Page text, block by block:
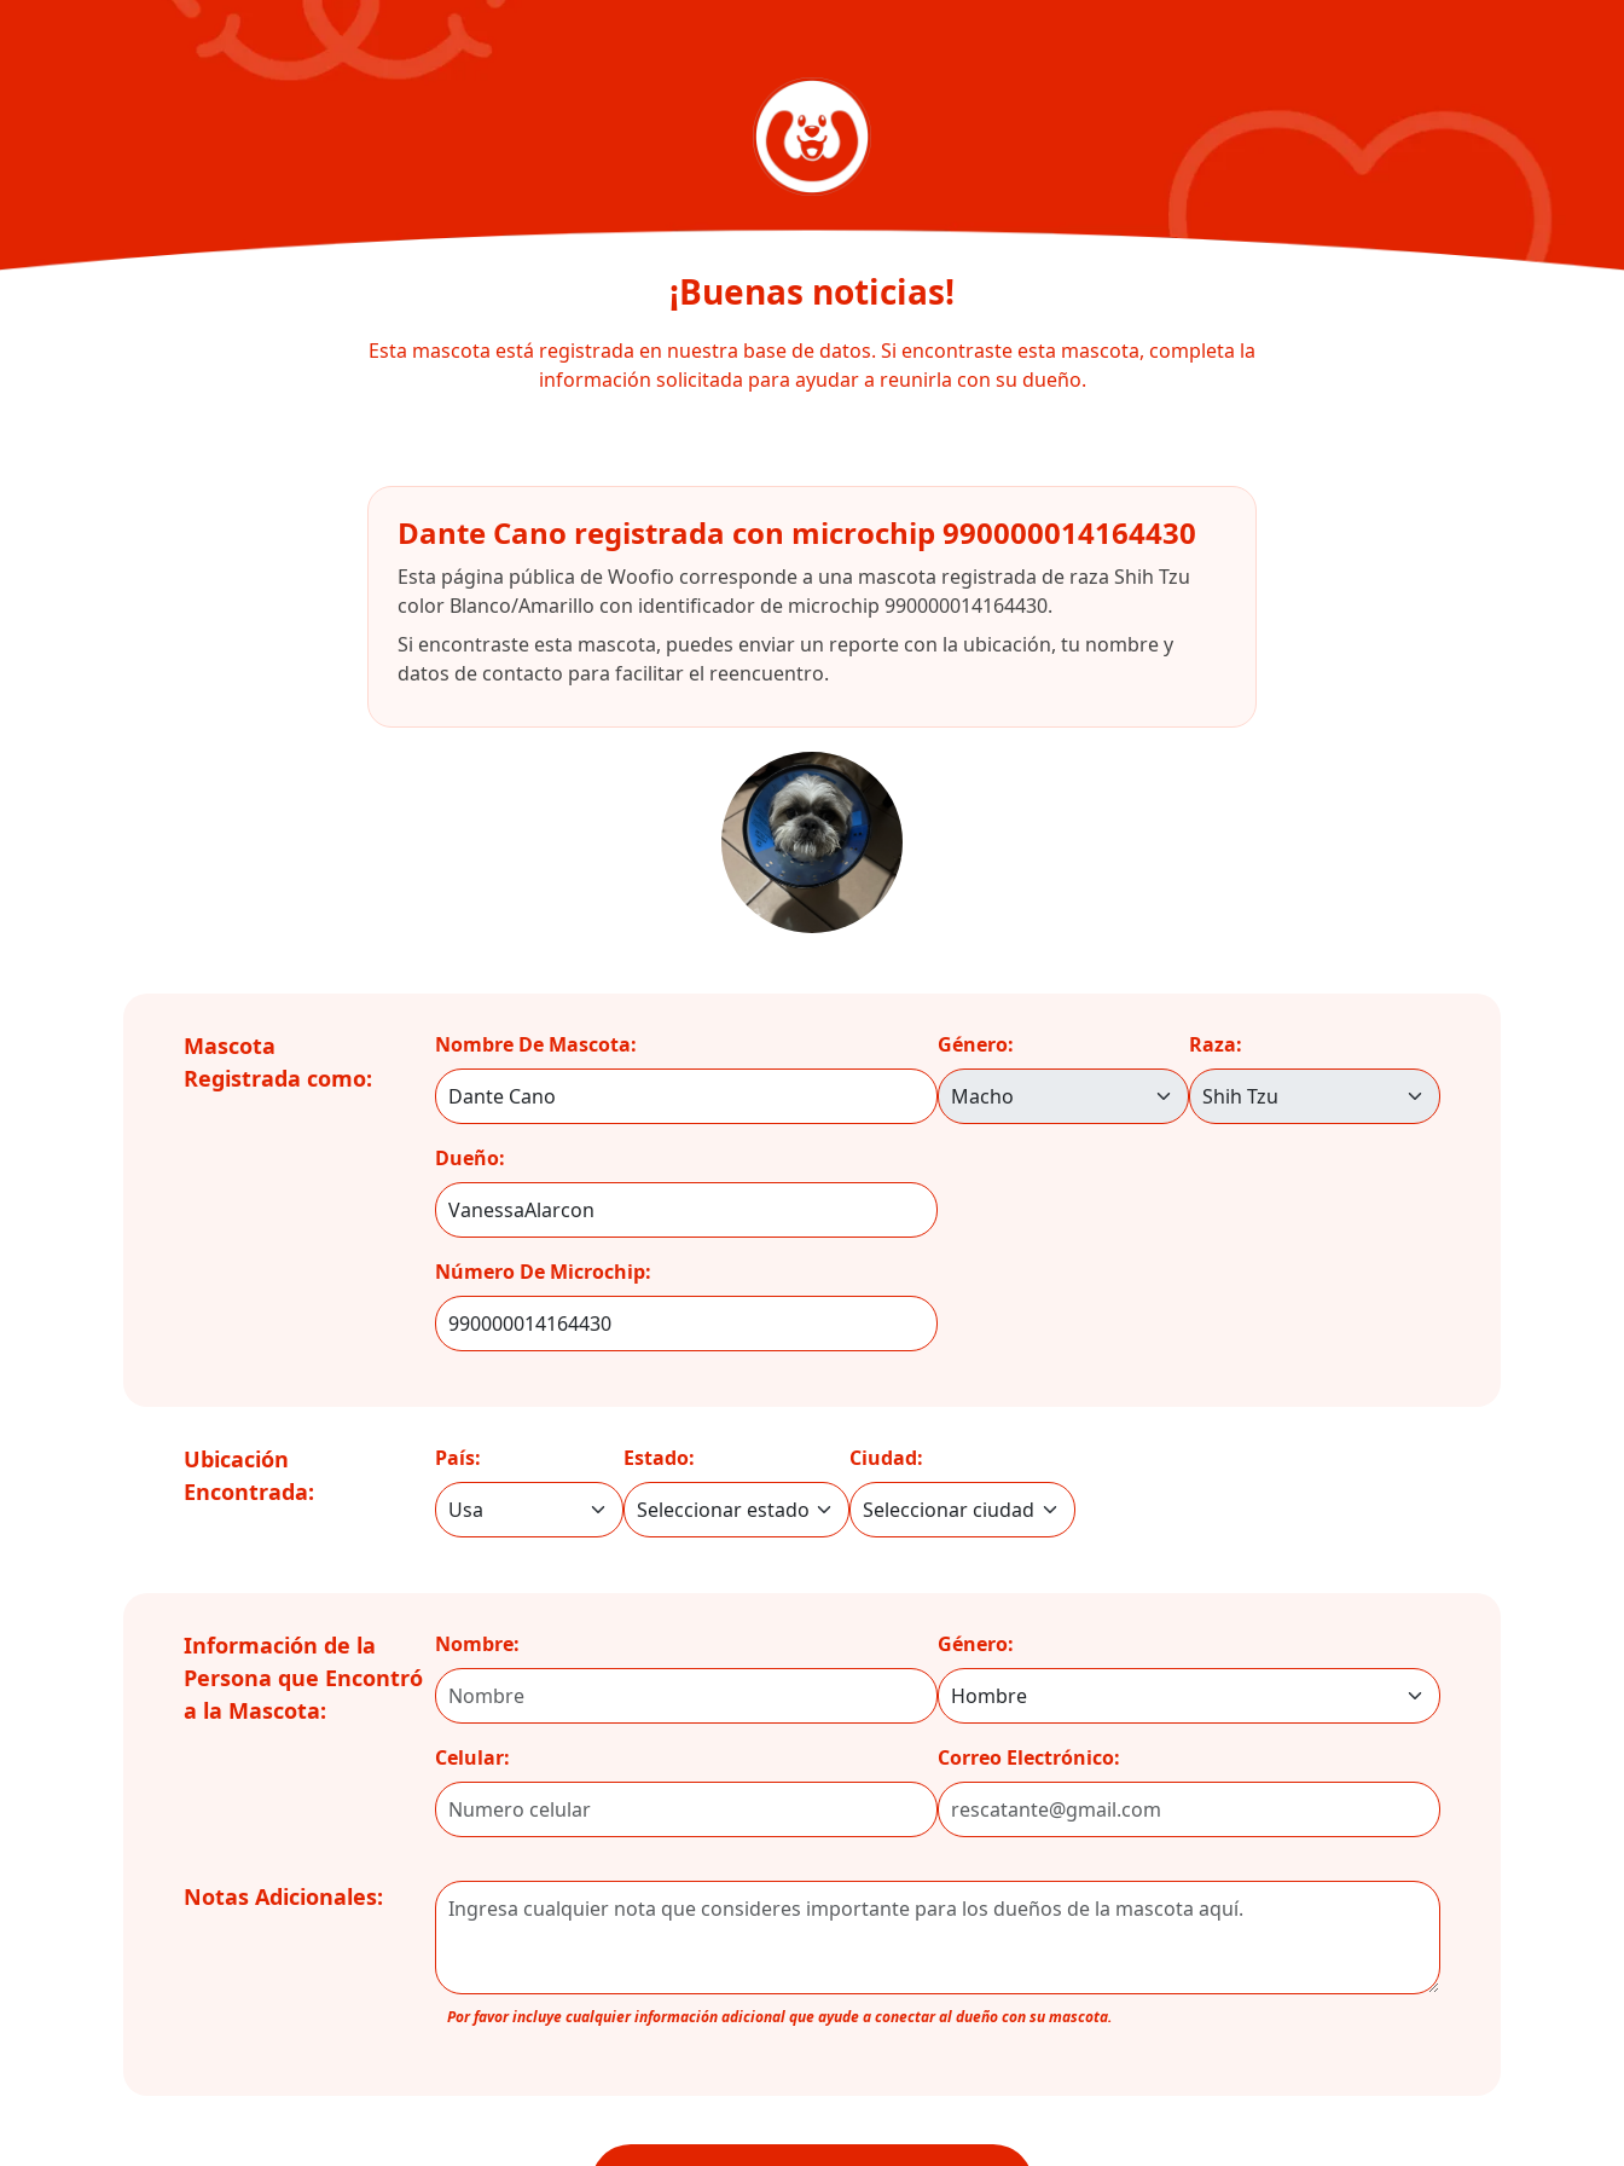
¡Buenas noticias!
Esta mascota está registrada en nuestra base de datos. Si encontraste esta mascota, completa la
información solicitada para ayudar a reunirla con su dueño.
Dante Cano registrada con microchip 990000014164430
Esta página pública de Woofio corresponde a una mascota registrada de raza Shih Tzu
color Blanco/Amarillo con identificador de microchip 990000014164430.
Si encontraste esta mascota, puedes enviar un reporte con la ubicación, tu nombre y
datos de contacto para facilitar el reencuentro.
Mascota
Registrada como:
Nombre De Mascota:
Dueño:
Número De Microchip:
Género: Raza:
Ubicación
Encontrada:
País: Estado: Ciudad:
Información de la
Persona que Encontró
a la Mascota:
Nombre:
Celular:
Género:
Correo Electrónico:
Notas Adicionales:
Por favor incluye cualquier información adicional que ayude a conectar al dueño con su mascota.